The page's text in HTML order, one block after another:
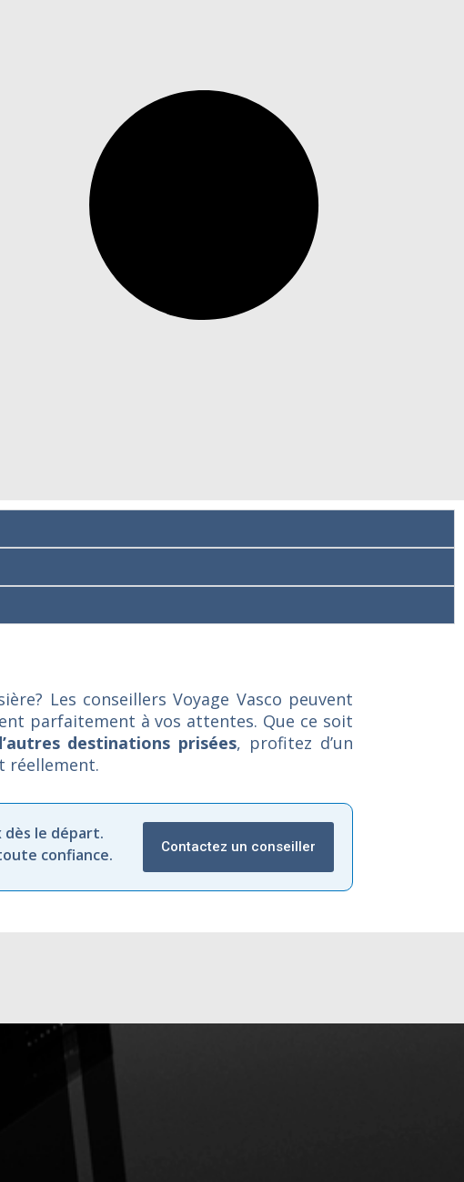
Les conseillers Voyage Vasco peuvent
parfaitement à vos attentes. Que ce soit
destinations prisées, profitez d’un
réellement.
dès le départ.
confiance. Contactez un conseiller